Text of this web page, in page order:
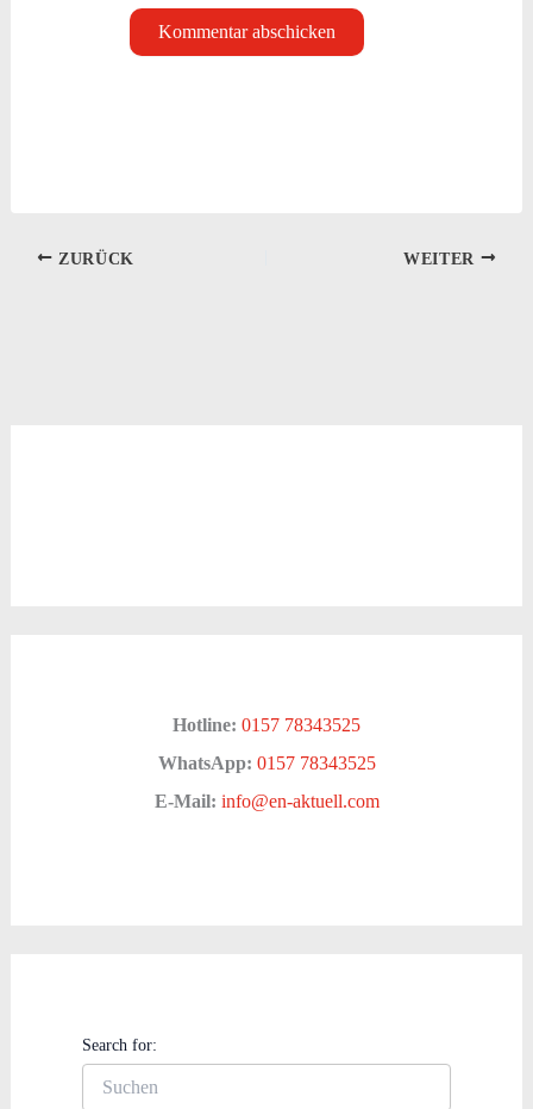
ZURÜCK WEITER
Hotline: 0157 78343525
WhatsApp: 0157 78343525
E-Mail: info@en-aktuell.com
Search for: